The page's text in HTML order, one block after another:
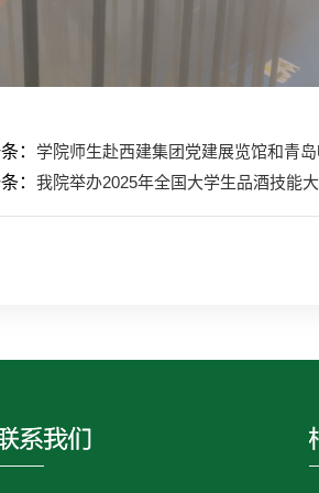
： 学院师生赴西建集团党建展览馆和青
： 我院举办2025年全国大学生品酒技能